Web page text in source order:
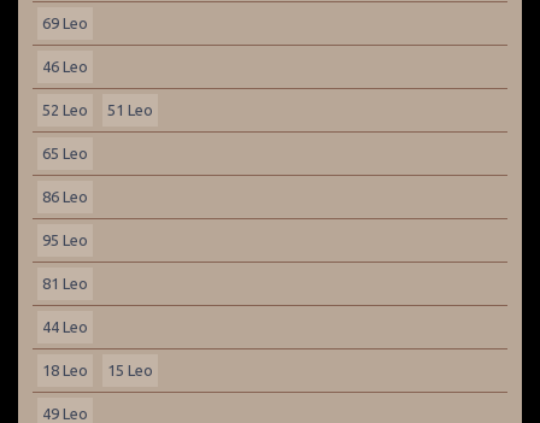
69 Leo
46 Leo
52 Leo 51 Leo
65 Leo
86 Leo
95 Leo
81 Leo
44 Leo
18 Leo 15 Leo
49 Leo